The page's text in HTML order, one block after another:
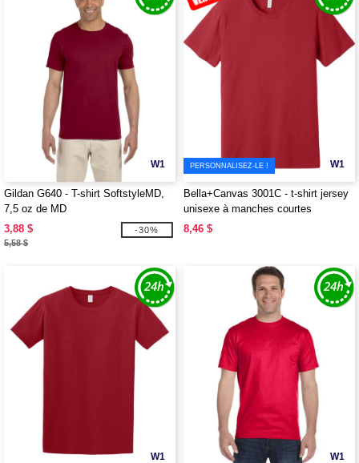
W1
Gildan G640 - T-shirt SoftstyleMD,
7,5 oz de MD
3,88 $
5,58 $
-30%
W1
PERSONNALISEZ-LE !
Bella+Canvas 3001C - t-shirt jersey
unisexe à manches courtes
8,46 $
W1 W1